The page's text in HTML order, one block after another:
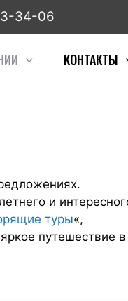
34-06
КОНТАКТЫ
и
туры«,
путешествие в